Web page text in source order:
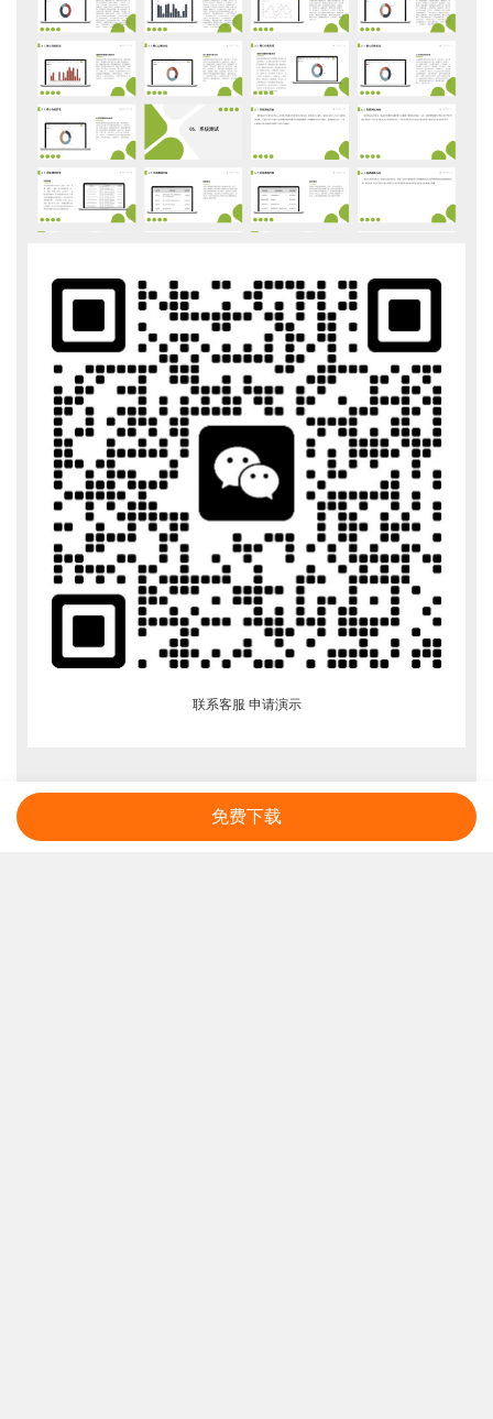
联系客服 申请演示
免费下载